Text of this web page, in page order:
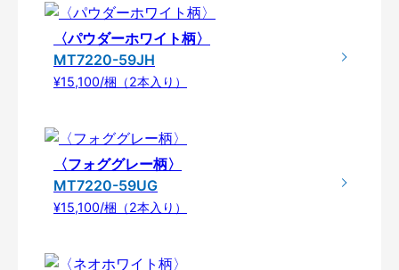
〈パウダーホワイト柄〉
MT7220-59JH
¥15,100/梱（2本入り）
〈フォググレー柄〉
MT7220-59UG
¥15,100/梱（2本入り）